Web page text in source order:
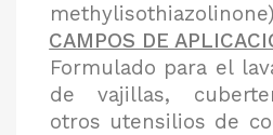
CAMPOS DE
Formulado para el
de vajillas,
otros utensilios de